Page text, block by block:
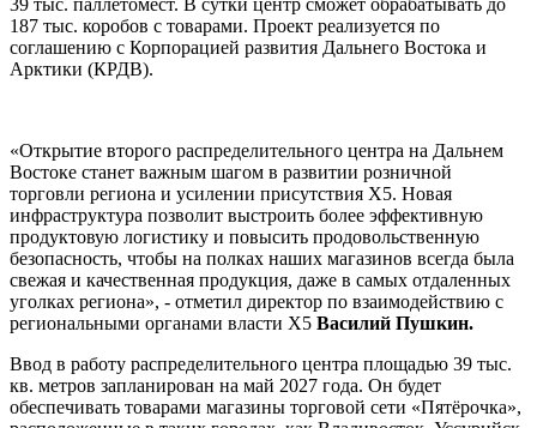
187 тыс. коробов с товарами. Проект реализуется по
соглашению с Корпорацией развития Дальнего Востока и
Арктики (КРДВ).
«Открытие второго распределительного центра на Дальнем
Востоке станет важным шагом в развитии розничной
торговли региона и усилении присутствия Х5. Новая
инфраструктура позволит выстроить более эффективную
продуктовую логистику и повысить продовольственную
безопасность, чтобы на полках наших магазинов всегда была
свежая и качественная продукция, даже в самых отдаленных
уголках региона», - отметил директор по взаимодействию с
региональными органами власти Х5 Василий Пушкин.
Ввод в работу распределительного центра площадью 39 тыс.
кв. метров запланирован на май 2027 года. Он будет
обеспечивать товарами магазины торговой сети «Пятёрочка»,